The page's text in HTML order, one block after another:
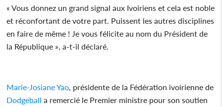
« Vous donnez un grand signal aux Ivoiriens et cela est noble
et réconfortant de votre part. Puissent les autres disciplines
en faire de même ! Je vous félicite au nom du Président de
la République », a-t-il déclaré.
Marie-Josiane Yao, présidente de la Fédération ivoirienne de
Dodgeball a remercié le Premier ministre pour son soutien